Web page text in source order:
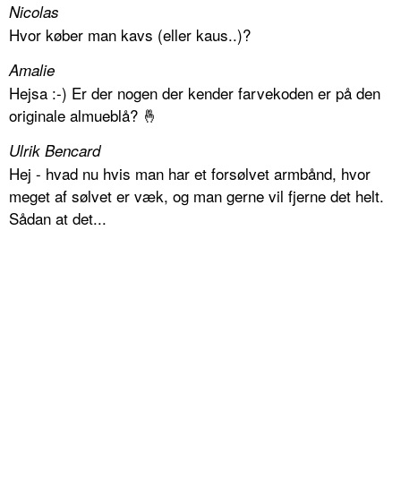
Nicolas
Hvor køber man kavs (eller kaus..)?
Amalie
Hejsa :-) Er der nogen der kender farvekoden er på den
originale almueblå? 🤞
Ulrik Bencard
Hej - hvad nu hvis man har et forsølvet armbånd, hvor
meget af sølvet er væk, og man gerne vil fjerne det helt.
Sådan at det...